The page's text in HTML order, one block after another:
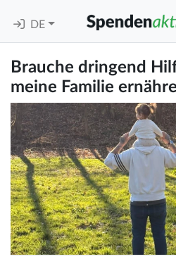
DE
Brauche dringend
meine Familie